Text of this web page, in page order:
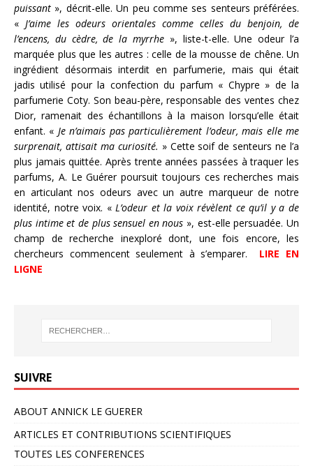
puissant », décrit-elle. Un peu comme ses senteurs préférées.
« J’aime les odeurs orientales comme celles du benjoin, de
l’encens, du cèdre, de la myrrhe », liste-t-elle. Une odeur l’a
marquée plus que les autres : celle de la mousse de chêne. Un
ingrédient désormais interdit en parfumerie, mais qui était
jadis utilisé pour la confection du parfum « Chypre » de la
parfumerie Coty. Son beau-père, responsable des ventes chez
Dior, ramenait des échantillons à la maison lorsqu’elle était
enfant. « Je n’aimais pas particulièrement l’odeur, mais elle me
surprenait, attisait ma curiosité. » Cette soif de senteurs ne l’a
plus jamais quittée. Après trente années passées à traquer les
parfums, A. Le Guérer poursuit toujours ces recherches mais
en articulant nos odeurs avec un autre marqueur de notre
identité, notre voix. « L’odeur et la voix révèlent ce qu’il y a de
plus intime et de plus sensuel en nous », est-elle persuadée. Un
champ de recherche inexploré dont, une fois encore, les
chercheurs commencent seulement à s’emparer.
LIRE EN
LIGNE
SUIVRE
ABOUT ANNICK LE GUERER
ARTICLES ET CONTRIBUTIONS SCIENTIFIQUES
TOUTES LES CONFERENCES